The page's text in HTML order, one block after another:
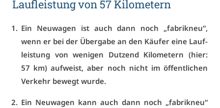
Lauf­leis­tung von 57 Ki­lo­me­tern
Ein Neu­wa­gen ist auch dann noch „fa­brik­neu“,
wenn er bei der Über­ga­be an den Käu­fer ei­ne Lauf­
leis­tung von we­ni­gen Dut­zend Ki­lo­me­tern (hier:
57 km) auf­weist, aber noch nicht im öf­fent­li­chen
Ver­kehr be­wegt wur­de.
Ein Neu­wa­gen kann auch dann noch „fa­brik­neu“